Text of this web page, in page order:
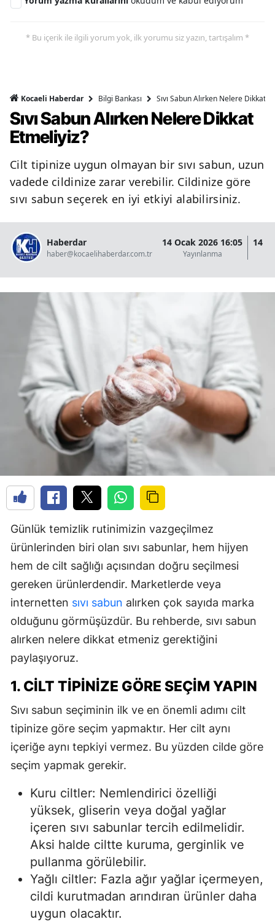
* Bu içerik ile ilgili yorum yok, ilk yorumu siz yazın, tartışalım *
Kocaeli Haberdar Bilgi Bankası Sıvı Sabun Alırken Nelere Dikkat
Sıvı Sabun Alırken Nelere Dikkat
Etmeliyiz?
Cilt tipinize uygun olmayan bir sıvı sabun, uzun
vadede cildinize zarar verebilir. Cildinize göre
sıvı sabun seçerek en iyi etkiyi alabilirsiniz.
Haberdar
haber@kocaelihaberdar.com.tr
14 Ocak 2026 16:05
Yayınlanma
14
Günlük temizlik rutinimizin vazgeçilmez
ürünlerinden biri olan sıvı sabunlar, hem hijyen
hem de cilt sağlığı açısından doğru seçilmesi
gereken ürünlerdendir. Marketlerde veya
internetten sıvı sabun alırken çok sayıda marka
olduğunu görmüşüzdür. Bu rehberde, sıvı sabun
alırken nelere dikkat etmeniz gerektiğini
paylaşıyoruz.
1. CILT TIPINIZE GÖRE SEÇIM YAPIN
Sıvı sabun seçiminin ilk ve en önemli adımı cilt
tipinize göre seçim yapmaktır. Her cilt aynı
içeriğe aynı tepkiyi vermez. Bu yüzden cilde göre
seçim yapmak gerekir.
Kuru ciltler: Nemlendirici özelliği
yüksek, gliserin veya doğal yağlar
içeren sıvı sabunlar tercih edilmelidir.
Aksi halde ciltte kuruma, gerginlik ve
pullanma görülebilir.
Yağlı ciltler: Fazla ağır yağlar içermeyen,
cildi kurutmadan arındıran ürünler daha
uygun olacaktır.